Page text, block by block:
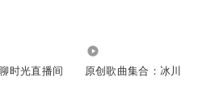
时光直播间 原创歌曲集合：冰川